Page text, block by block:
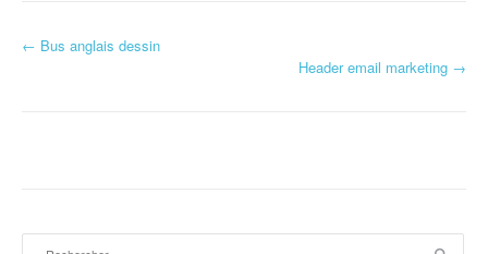
Navigation d'article
← Bus anglais dessin
Header email marketing →